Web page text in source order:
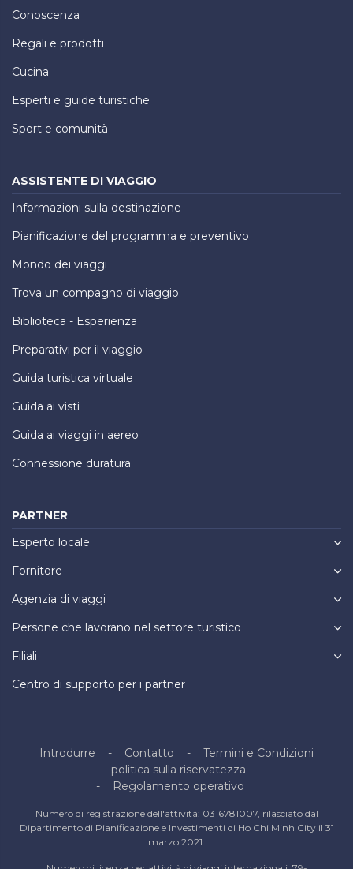
Conoscenza
Regali e prodotti
Cucina
Esperti e guide turistiche
Sport e comunità
ASSISTENTE DI VIAGGIO
Informazioni sulla destinazione
Pianificazione del programma e preventivo
Mondo dei viaggi
Trova un compagno di viaggio.
Biblioteca - Esperienza
Preparativi per il viaggio
Guida turistica virtuale
Guida ai visti
Guida ai viaggi in aereo
Connessione duratura
PARTNER
Esperto locale
Fornitore
Agenzia di viaggi
Persone che lavorano nel settore turistico
Filiali
Centro di supporto per i partner
Introdurre Contatto
Termini e Condizioni
politica sulla riservatezza
Regolamento operativo
Numero di registrazione dell'attività: 0316781007, rilasciato dal
Dipartimento di Pianificazione e Investimenti di Ho Chi Minh City il 31
marzo 2021.